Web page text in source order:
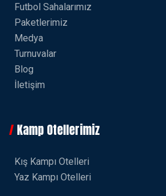
Futbol Sahalarımız
Paketlerimiz
Medya
Turnuvalar
Blog
İletişim
Kamp Otellerimiz
Kış Kampı Otelleri
Yaz Kampı Otelleri